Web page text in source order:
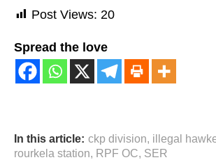
Post Views: 20
Spread the love
In this article: ckp division, illegal
rourkela station, RPF OC, SER